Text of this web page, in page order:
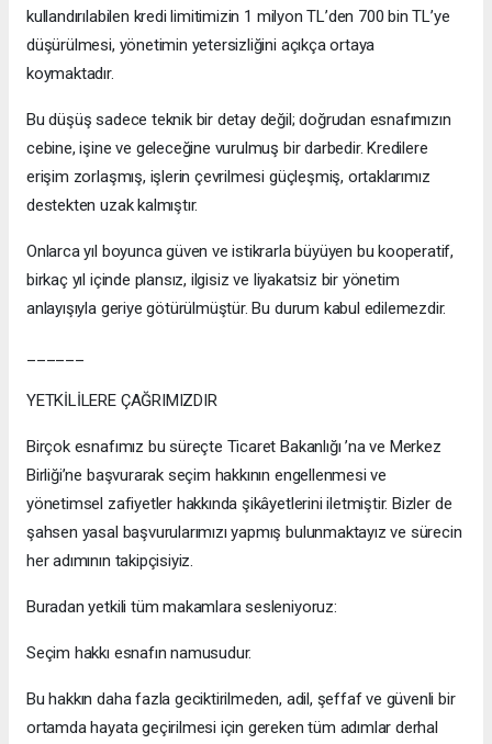
kullandırılabilen kredi limitimizin 1 milyon TL’den 700 bin TL’ye
düşürülmesi, yönetimin yetersizliğini açıkça ortaya
koymaktadır.
Bu düşüş sadece teknik bir detay değil; doğrudan esnafımızın
cebine, işine ve geleceğine vurulmuş bir darbedir. Kredilere
erişim zorlaşmış, işlerin çevrilmesi güçleşmiş, ortaklarımız
destekten uzak kalmıştır.
Onlarca yıl boyunca güven ve istikrarla büyüyen bu kooperatif,
birkaç yıl içinde plansız, ilgisiz ve liyakatsiz bir yönetim
anlayışıyla geriye götürülmüştür. Bu durum kabul edilemezdir.
YETKİLİLERE ÇAĞRIMIZDIR
Birçok esnafımız bu süreçte Ticaret Bakanlığı ’na ve Merkez
Birliği’ne başvurarak seçim hakkının engellenmesi ve
yönetimsel zafiyetler hakkında şikâyetlerini iletmiştir. Bizler de
şahsen yasal başvurularımızı yapmış bulunmaktayız ve sürecin
her adımının takipçisiyiz.
Buradan yetkili tüm makamlara sesleniyoruz:
Seçim hakkı esnafın namusudur.
Bu hakkın daha fazla geciktirilmeden, adil, şeffaf ve güvenli bir
ortamda hayata geçirilmesi için gereken tüm adımlar derhal